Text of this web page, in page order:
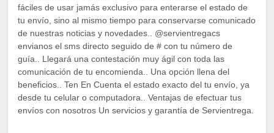
fáciles de usar jamás exclusivo para enterarse el estado de
tu envío, sino al mismo tiempo para conservarse comunicado
de nuestras noticias y novedades.. @servientregacs
envianos el sms directo seguido de # con tu número de
guía.. Llegará una contestación muy ágil con toda las
comunicación de tu encomienda.. Una opción llena del
beneficios.. Ten En Cuenta el estado exacto del tu envío, ya
desde tu celular o computadora.. Ventajas de efectuar tus
envíos con nosotros Un servicios y garantía de Servientrega.